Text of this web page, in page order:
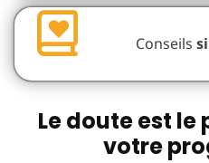
Conseils
Le doute est le
votre